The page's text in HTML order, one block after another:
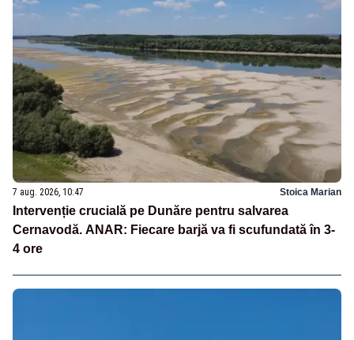
7 aug. 2026, 10:47 Stoica Marian
Intervenție crucială pe Dunăre pentru salvarea
Cernavodă. ANAR: Fiecare barjă va fi scufundată în 3-
4 ore